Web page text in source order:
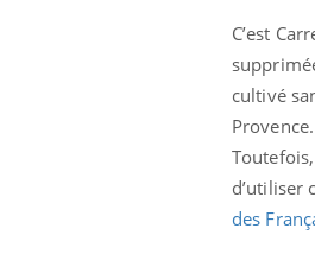
C’est
cultivé
Provence.
d’utiliser
des